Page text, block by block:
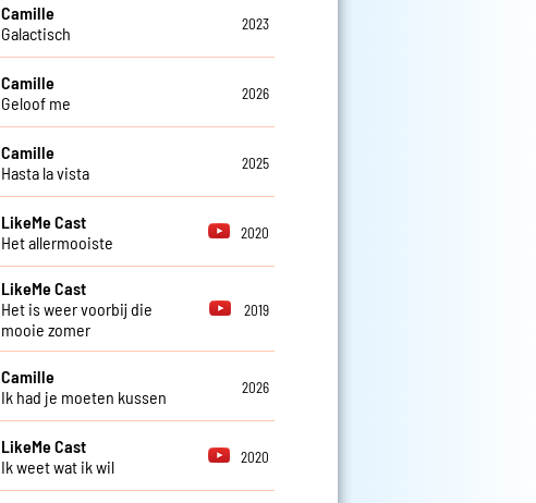
Camille
Galactisch
2023
Camille
Geloof me
2026
Camille
Hasta la vista
2025
LikeMe Cast
Het allermooiste
2020
LikeMe Cast
Het is weer voorbij die
mooie zomer
2019
Camille
Ik had je moeten kussen
2026
LikeMe Cast
Ik weet wat ik wil
2020